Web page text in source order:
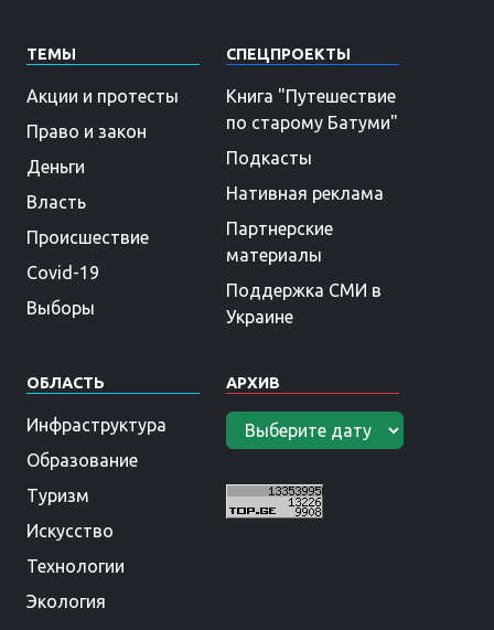
ТЕМЫ
Акции и протесты
Право и закон
Деньги
Власть
Происшествие
Covid-19
Выборы
СПЕЦПРОЕКТЫ
Книга "Путешествие
по старому Батуми"
Подкасты
Нативная реклама
Партнерские
материалы
Поддержка СМИ в
Украине
ОБЛАСТЬ
Инфраструктура
Образование
Туризм
Искусство
Технологии
Экология
АРХИВ